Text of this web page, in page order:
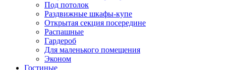
Под потолок
Раздвижные шкафы-купе
Открытая секция посередине
Распашные
Гардероб
Для маленького помещения
Эконом
Гостиные